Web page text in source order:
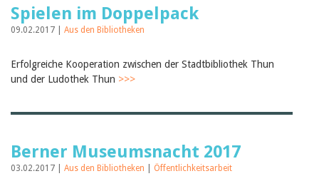
Spielen im Doppelpack
09.02.2017 | Aus den Bibliotheken
Erfolgreiche Kooperation zwischen der Stadtbibliothek Thun
und der Ludothek Thun >>>
Berner Museumsnacht 2017
03.02.2017 | Aus den Bibliotheken Öffentlichkeitsarbeit